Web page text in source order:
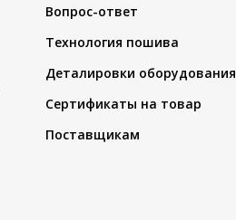
Вопрос-ответ
Технология пошива
Деталировки оборудования
Сертификаты на товар
Поставщикам